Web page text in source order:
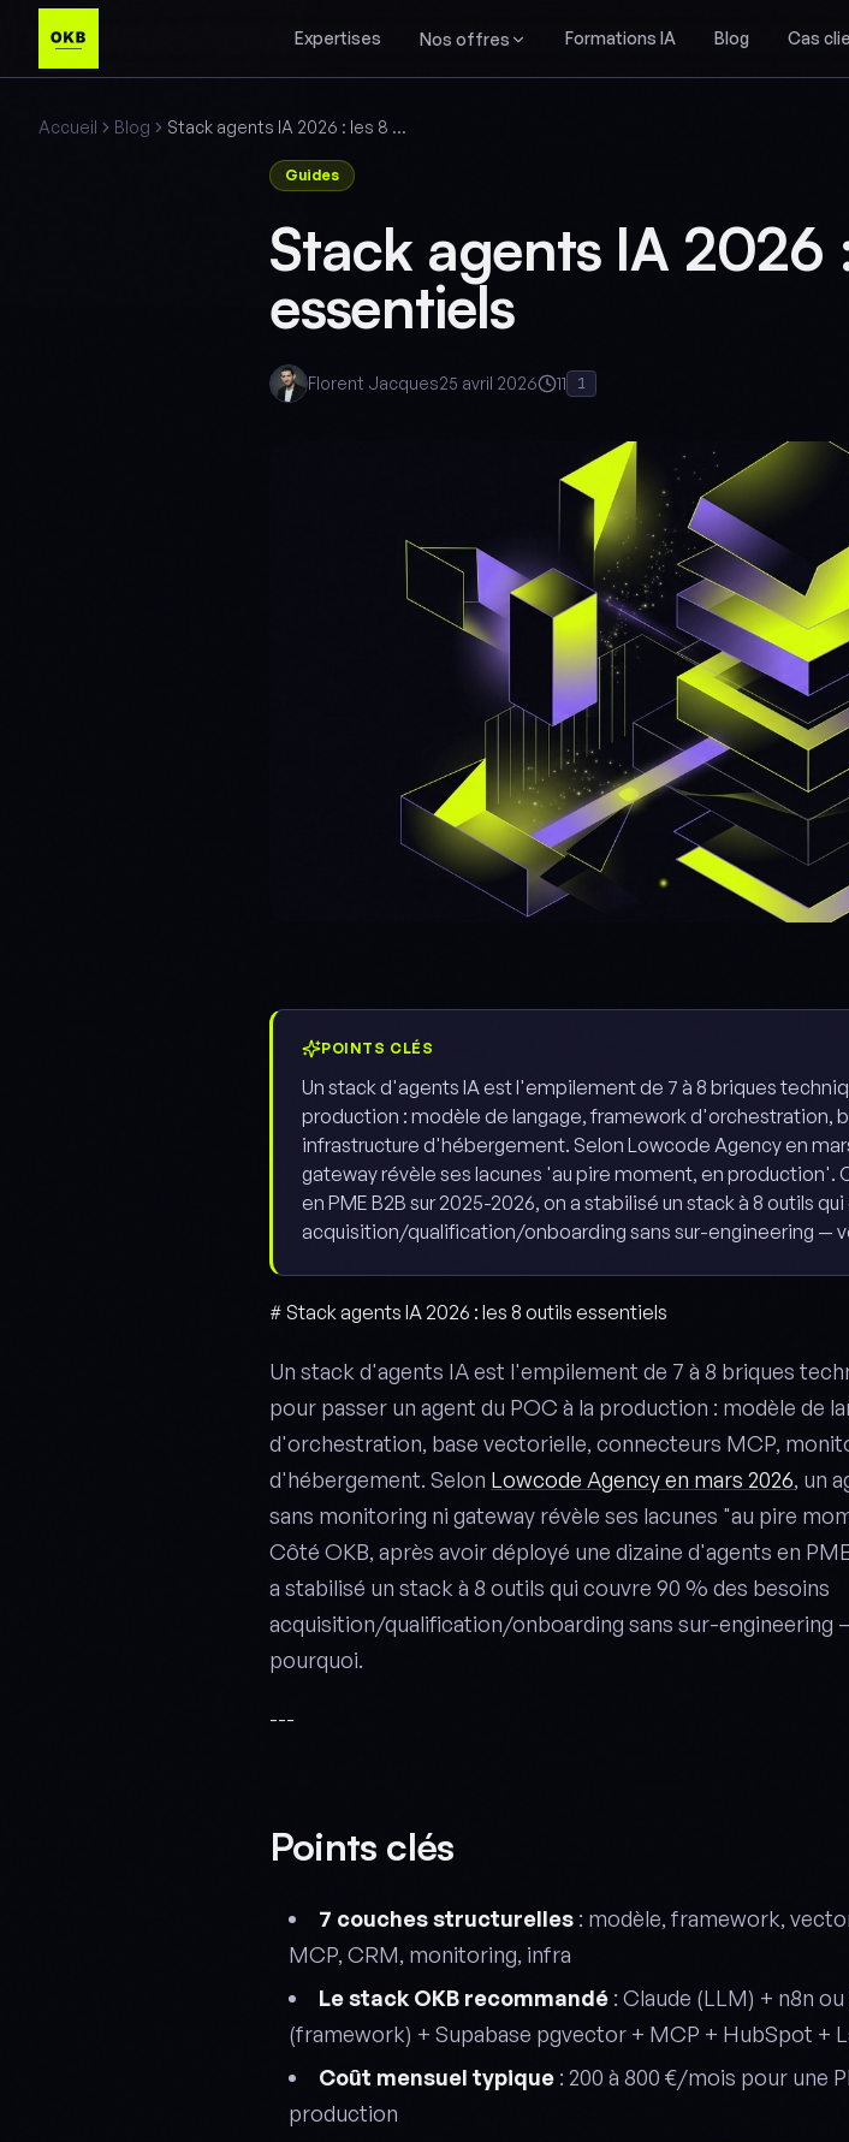
Expertises Nos offres Formations IA Blog Cas
Accueil Blog Stack agents IA 2026 : les 8 outils essentiels
Guides
Stack agents IA 2026
essentiels
Florent Jacques25 avril 2026 11 1
POINTS CLÉS
Un stack d'agents IA est l'empilement de 7 à 8 briques
production : modèle de langage, framework d'orchestration,
infrastructure d'hébergement. Selon Lowcode Agency en
gateway révèle ses lacunes 'au pire moment, en production'.
en PME B2B sur 2025-2026, on a stabilisé un stack à 8 outils
acquisition/qualification/onboarding sans sur-engineering —
# Stack agents IA 2026 : les 8 outils essentiels
Un stack d'agents IA est l'empilement de 7 à 8 briques
pour passer un agent du POC à la production : modèle de
d'orchestration, base vectorielle, connecteurs MCP,
d'hébergement. Selon Lowcode Agency en mars 2026, un
sans monitoring ni gateway révèle ses lacunes "au pire
Côté OKB, après avoir déployé une dizaine d'agents en
a stabilisé un stack à 8 outils qui couvre 90 % des besoins
acquisition/qualification/onboarding sans sur-engineering
pourquoi.
---
Points clés
7 couches structurelles : modèle, framework,
MCP, CRM, monitoring, infra
Le stack OKB recommandé : Claude (LLM) + n8n
(framework) + Supabase pgvector + MCP + HubSpot +
Coût mensuel typique : 200 à 800 €/mois pour une
production